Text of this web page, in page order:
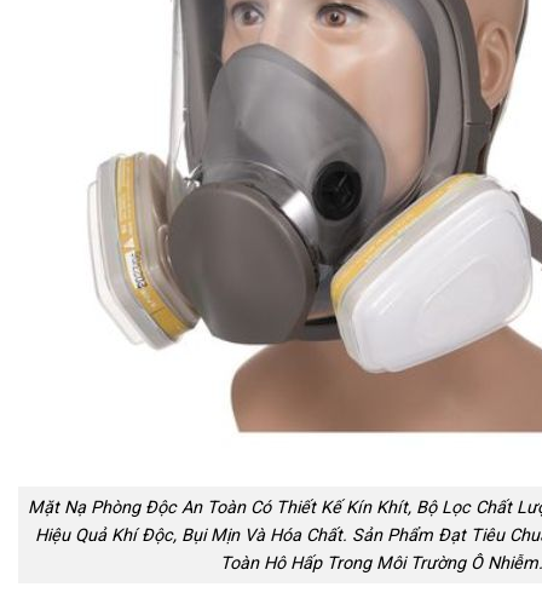
Mặt Nạ Phòng Độc An Toàn Có Thiết Kế Kín Khít, Bộ Lọc Chất
Hiệu Quả Khí Độc, Bụi Mịn Và Hóa Chất. Sản Phẩm Đạt Tiêu
Toàn Hô Hấp Trong Môi Trường Ô Nhiễm.